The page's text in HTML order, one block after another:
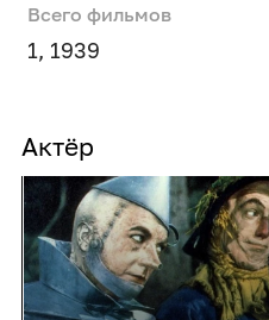
Всего фильмов
1, 1939
Актёр